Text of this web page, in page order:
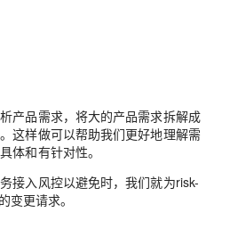
产品需求，将大的产品需求拆解成
这样做可以帮助我们更好地理解需
体和有针对性。
接入风控以避免时，我们就为risk-
更请求。